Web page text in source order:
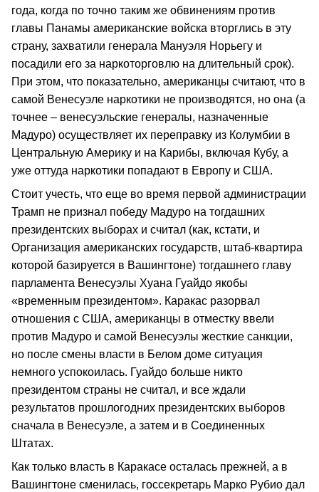
года, когда по точно таким же обвинениям против
главы Панамы американские войска вторглись в эту
страну, захватили генерала Мануэля Норьегу и
посадили его за наркоторговлю на длительный срок).
При этом, что показательно, американцы считают, что в
самой Венесуэле наркотики не производятся, но она (а
точнее – венесуэльские генералы, назначенные
Мадуро) осуществляет их переправку из Колумбии в
Центральную Америку и на Карибы, включая Кубу, а
уже оттуда наркотики попадают в Европу и США.
Стоит учесть, что еще во время первой администрации
Трамп не признал победу Мадуро на тогдашних
президентских выборах и считал (как, кстати, и
Организация американских государств, штаб-квартира
которой базируется в Вашингтоне) тогдашнего главу
парламента Венесуэлы Хуана Гуайдо якобы
«временным президентом». Каракас разорвал
отношения с США, американцы в отместку ввели
против Мадуро и самой Венесуэлы жесткие санкции,
но после смены власти в Белом доме ситуация
немного успокоилась. Гуайдо больше никто
президентом страны не считал, и все ждали
результатов прошлогодних президентских выборов
сначала в Венесуэле, а затем и в Соединенных
Штатах.
Как только власть в Каракасе осталась прежней, а в
Вашингтоне сменилась, госсекретарь Марко Рубио дал